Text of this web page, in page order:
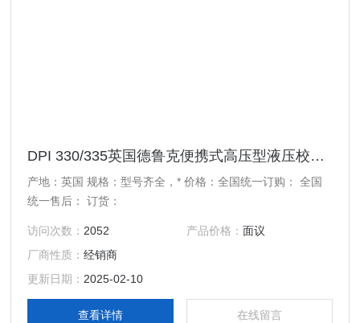
DPI 330/335英国德鲁克便携式高压型液压校验仪DPI 330/335 代理
产地：英国 规格：型号齐全，* 价格：全国统一订购： 全国
统一售后： 订货：
访问次数： 2052 产品价格： 面议
厂商性质：经销商
更新日期： 2025-02-10
查看详情 在线留言